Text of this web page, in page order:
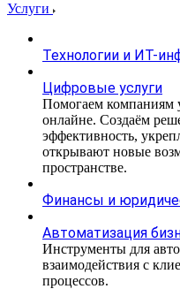
Услуги
Технологии и ИТ-
Цифровые услуги
Помогаем компаниям
онлайне. Создаём
эффективность,
открывают новые
пространстве.
Финансы и
Автоматизация
Инструменты для
взаимодействия с
процессов.